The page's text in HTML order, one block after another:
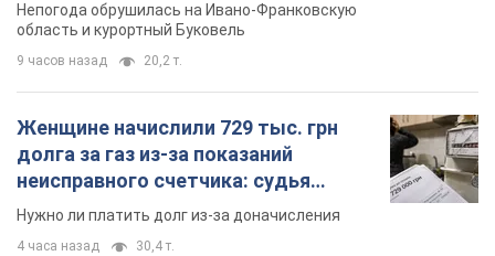
Непогода обрушилась на Ивано-Франковскую
область и курортный Буковель
9 часов назад 20,2 т.
Женщине начислили 729 тыс. грн
долга за газ из-за показаний
неисправного счетчика: судья
вынес неожиданное решение
Нужно ли платить долг из-за доначисления
4 часа назад 30,4 т.